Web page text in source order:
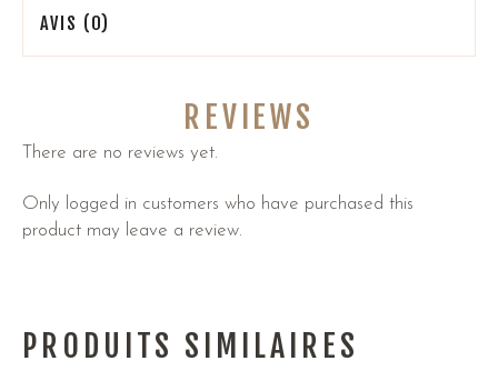
AVIS (0)
REVIEWS
There are no reviews yet.
Only logged in customers who have purchased this
product may leave a review.
PRODUITS SIMILAIRES